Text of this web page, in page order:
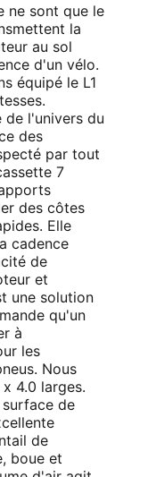
ne sont que le
la
au sol
d'un vélo.
équipé le L1
.
de l'univers du
des
par tout
7
des côtes
Elle
cadence
de
et
une solution
qu'un
à
les
Nous
4.0 larges.
de
de
boue et